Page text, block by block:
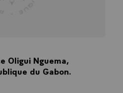
Oligui Nguema,
du Gabon.